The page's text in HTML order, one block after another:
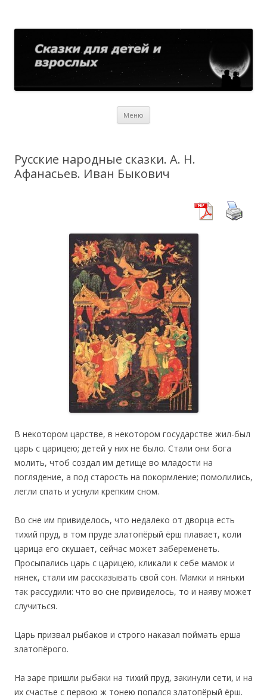
Меню
Русские народные сказки. А. Н.
Афанасьев. Иван Быкович
В некотором царстве, в некотором государстве жил-был
царь с царицею; детей у них не было. Стали они бога
молить, чтоб создал им детище во младости на
поглядение, а под старость на покормление; помолились,
легли спать и уснули крепким сном.
Во сне им привиделось, что недалеко от дворца есть
тихий пруд, в том пруде златопёрый ёрш плавает, коли
царица его скушает, сейчас может забеременеть.
Просыпaлись царь с царицею, кликали к себе мамок и
нянек, стали им рассказывать свой сон. Мамки и няньки
так рассудили: что во сне привиделось, то и наяву может
случиться.
Царь призвал рыбаков и строго наказал поймать ерша
златопёрого.
На заре пришли рыбаки на тихий пруд, закинули сети, и на
их счастье с первою ж тонею попался златопёрый ёрш.